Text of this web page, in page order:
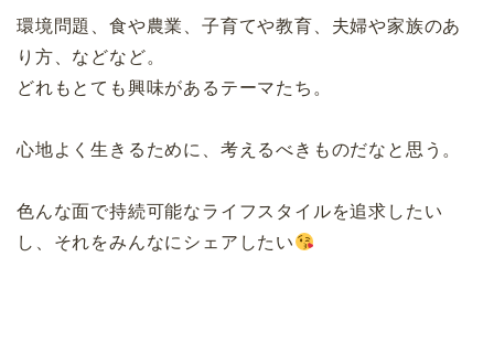
環境問題、食や農業、子育てや教育、夫婦や家族のあ
り方、などなど。
どれもとても興味があるテーマたち。
心地よく生きるために、考えるべきものだなと思う。
色んな面で持続可能なライフスタイルを追求したい
し、それをみんなにシェアしたい